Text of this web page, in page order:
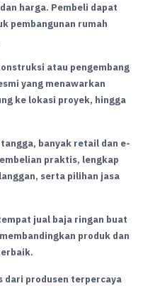
harga. Pembeli dapat
pembangunan rumah
atau pengembang
yang menawarkan
ke lokasi proyek, hingga
banyak retail dan e-
praktis, lengkap
serta pilihan jasa
jual baja ringan buat
produk dan
dari produsen terpercaya